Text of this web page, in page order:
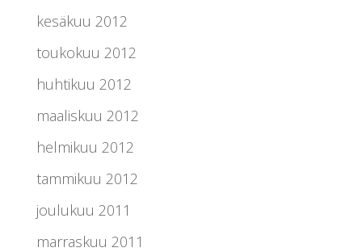
kesäkuu 2012
toukokuu 2012
huhtikuu 2012
maaliskuu 2012
helmikuu 2012
tammikuu 2012
joulukuu 2011
marraskuu 2011